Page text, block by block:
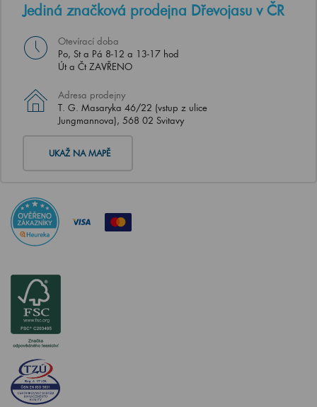
Jediná značková prodejna Dřevojasu v ČR
Otevírací doba
Po, St a Pá 8-12 a 13-17 hod
Út a Čt ZAVŘENO
Adresa prodejny
T. G. Masaryka 46/22 (vstup z ulice
Jungmannova), 568 02 Svitavy
UKAŽ NA MAPĚ